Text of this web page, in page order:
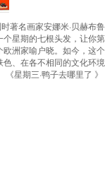
著名画家安娜米·贝赫
星期的七根头发，让你
洲家喻户晓。如今，这
、在各不相同的文化环
星期三·鸭子去哪里了